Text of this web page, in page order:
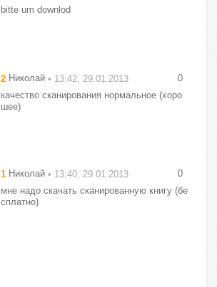
bitte um downlod
0
2 Николай • 13:42, 29.01.2013
качество сканирования нормальное (хоро
шее)
0
1 Николай • 13:40, 29.01.2013
мне надо скачать сканированную книгу (бе
сплатно)